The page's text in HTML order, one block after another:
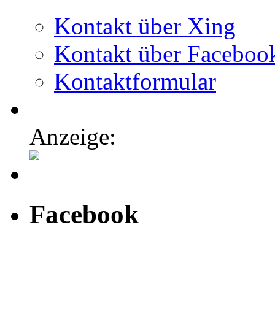
Kontakt über Xing
Kontakt über
Kontaktformular
Anzeige:
Facebook